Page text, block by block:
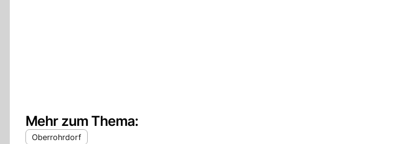
Mehr zum Thema:
Oberrohrdorf